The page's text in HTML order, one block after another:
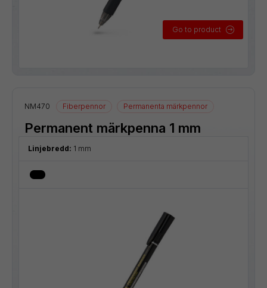
Go to product
NM470 Fiberpennor Permanenta märkpennor
Permanent märkpenna 1 mm
Linjebredd: 1 mm